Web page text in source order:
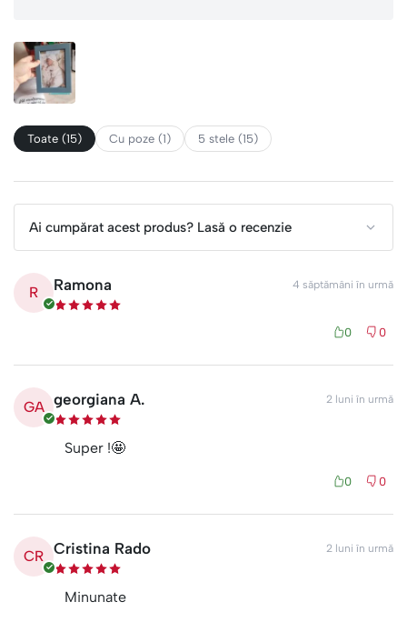
Toate (15) Cu poze (1) 5 stele (15)
Ai cumpărat acest produs? Lasă o recenzie
R Ramona 4 săptămâni în urmă
0 0
GA georgiana A. 2 luni în urmă
Super !🤩
0 0
CR Cristina Rado 2 luni în urmă
Minunate